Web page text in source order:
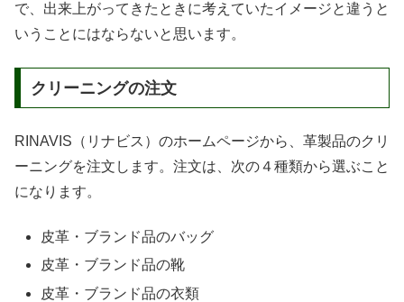
で、出来上がってきたときに考えていたイメージと違うと
いうことにはならないと思います。
クリーニングの注文
RINAVIS（リナビス）のホームページから、革製品のクリ
ーニングを注文します。注文は、次の４種類から選ぶこと
になります。
皮革・ブランド品のバッグ
皮革・ブランド品の靴
皮革・ブランド品の衣類